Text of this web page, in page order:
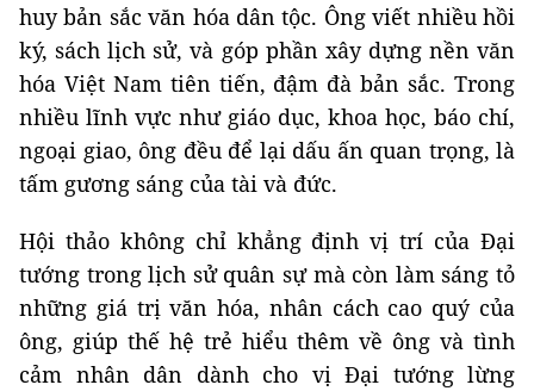
huy bản sắc văn hóa dân tộc. Ông viết nhiều hồi
ký, sách lịch sử, và góp phần xây dựng nền văn
hóa Việt Nam tiên tiến, đậm đà bản sắc. Trong
nhiều lĩnh vực như giáo dục, khoa học, báo chí,
ngoại giao, ông đều để lại dấu ấn quan trọng, là
tấm gương sáng của tài và đức.
Hội thảo không chỉ khẳng định vị trí của Đại
tướng trong lịch sử quân sự mà còn làm sáng tỏ
những giá trị văn hóa, nhân cách cao quý của
ông, giúp thế hệ trẻ hiểu thêm về ông và tình
cảm nhân dân dành cho vị Đại tướng lừng